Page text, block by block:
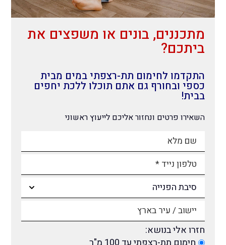
מתכננים, בונים או משפצים את
ביתכם?
התקדמו לחימום תת-רצפתי במים מבית
כספי ובחורף גם אתם תוכלו ללכת יחפים
בבית!
השאירו פרטים ונחזור אליכם לייעוץ ראשוני
חזרו אלי בנושא: